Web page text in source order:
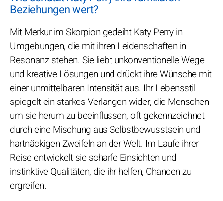
Beziehungen wert?
Mit Merkur im Skorpion gedeiht Katy Perry in
Umgebungen, die mit ihren Leidenschaften in
Resonanz stehen. Sie liebt unkonventionelle Wege
und kreative Lösungen und drückt ihre Wünsche mit
einer unmittelbaren Intensität aus. Ihr Lebensstil
spiegelt ein starkes Verlangen wider, die Menschen
um sie herum zu beeinflussen, oft gekennzeichnet
durch eine Mischung aus Selbstbewusstsein und
hartnäckigen Zweifeln an der Welt. Im Laufe ihrer
Reise entwickelt sie scharfe Einsichten und
instinktive Qualitäten, die ihr helfen, Chancen zu
ergreifen.